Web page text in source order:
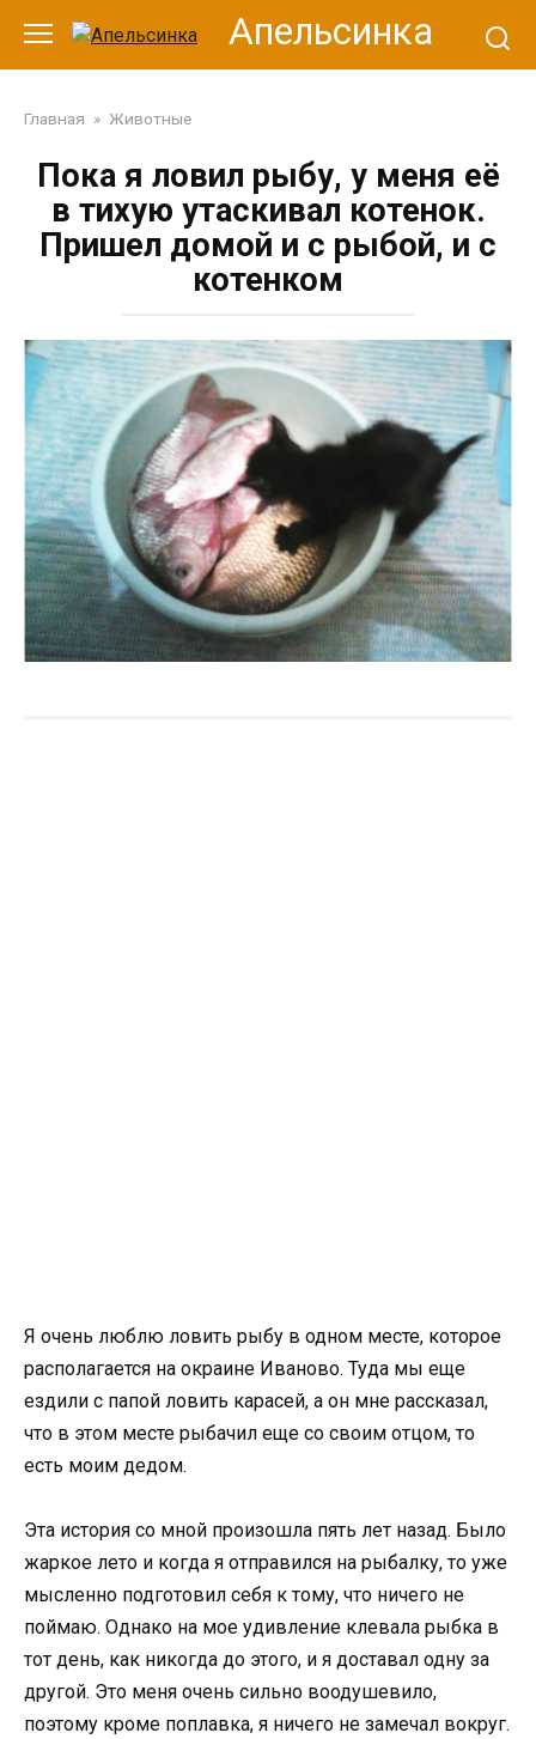
контенту
Апельсинка
Главная » Животные
Пока я ловил рыбу, у меня её
в тихую утаскивал котенок.
Пришел домой и с рыбой, и с
котенком
Я очень люблю ловить рыбу в одном месте, которое
располагается на окраине Иваново. Туда мы еще
ездили с папой ловить карасей, а он мне рассказал,
что в этом месте рыбачил еще со своим отцом, то
есть моим дедом.
Эта история со мной произошла пять лет назад. Было
жаркое лето и когда я отправился на рыбалку, то уже
мысленно подготовил себя к тому, что ничего не
поймаю. Однако на мое удивление клевала рыбка в
тот день, как никогда до этого, и я доставал одну за
другой. Это меня очень сильно воодушевило,
поэтому кроме поплавка, я ничего не замечал вокруг.